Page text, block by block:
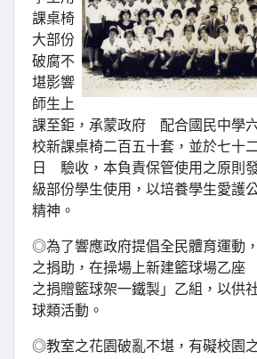
課桌椅
大部份
破腐不
堪影響
師生上
課至鉅，承蒙政府 配合國民中學
校新課桌椅二百五十套，並於七十
日 驗收，本負責保管使用之原則
級部份學生使用，以培養學生愛護
精神。
◎為了響應政府提倡全民體育運動
之捐助，在操場上新建籃球場乙
之捐贈籃球架一鐵製」乙組，以供
球類活動。
◎教室之花園破亂不堪，有礙校園